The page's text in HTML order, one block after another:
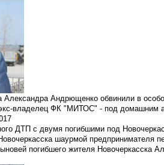
Александра Андрющенко обвинили в
владелец ФК "МИТОС" - под домашним
ДТП с двумя погибшими под
шаурмой предпринимателя
погибшего жителя Новочеркасска